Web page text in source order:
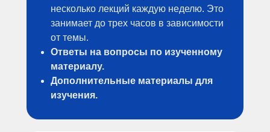
несколько лекций каждую неделю. Это
занимает до трех часов в зависимости
от темы.
Ответы на вопросы по изученному
материалу.
Дополнительные материалы для
изучения.